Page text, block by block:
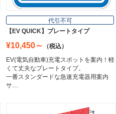
Lighting Equipment
トラスコ中山
Trusco Nakayama
代引不可
【EV QUICK】プレートタイプ
¥10,450～
（税込）
EV(電気自動車)充電スポットを案内！軽
くて丈夫なプレートタイプ。
一番スタンダードな急速充電器用案内
サ…